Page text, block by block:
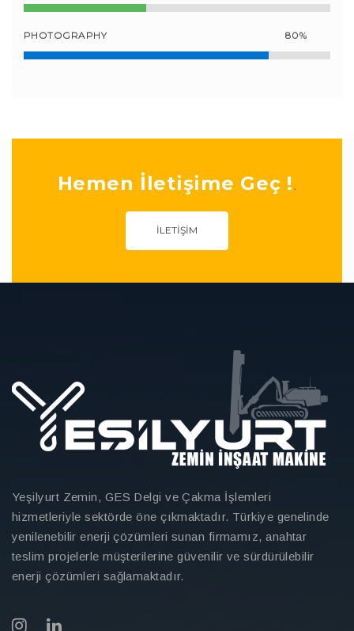
PHOTOGRAPHY 80%
Hemen İletişime Geç !.
İLETIŞIM
Yeşilyurt Zemin, GES Delgi ve Çakma İşlemleri
hizmetleriyle sektörde öne çıkmaktadır. Türkiye genelinde
yenilenebilir enerji çözümleri sunan firmamız, anahtar
teslim projelerle müşterilerine güvenilir ve sürdürülebilir
enerji çözümleri sağlamaktadır.